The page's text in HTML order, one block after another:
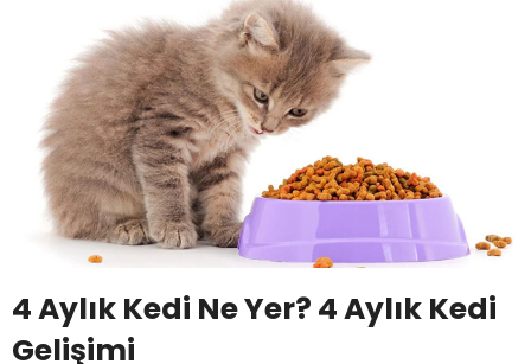
4 Aylık Kedi Ne Yer? 4 Aylık Kedi
Gelişimi